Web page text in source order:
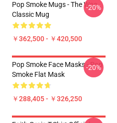
Pop Smoke Mugs - The Woo
Classic Mug
￥362,500 - ￥420,500
-20%
Pop Smoke Face Masks - Pop
Smoke Flat Mask
￥288,405 - ￥326,250
-20%